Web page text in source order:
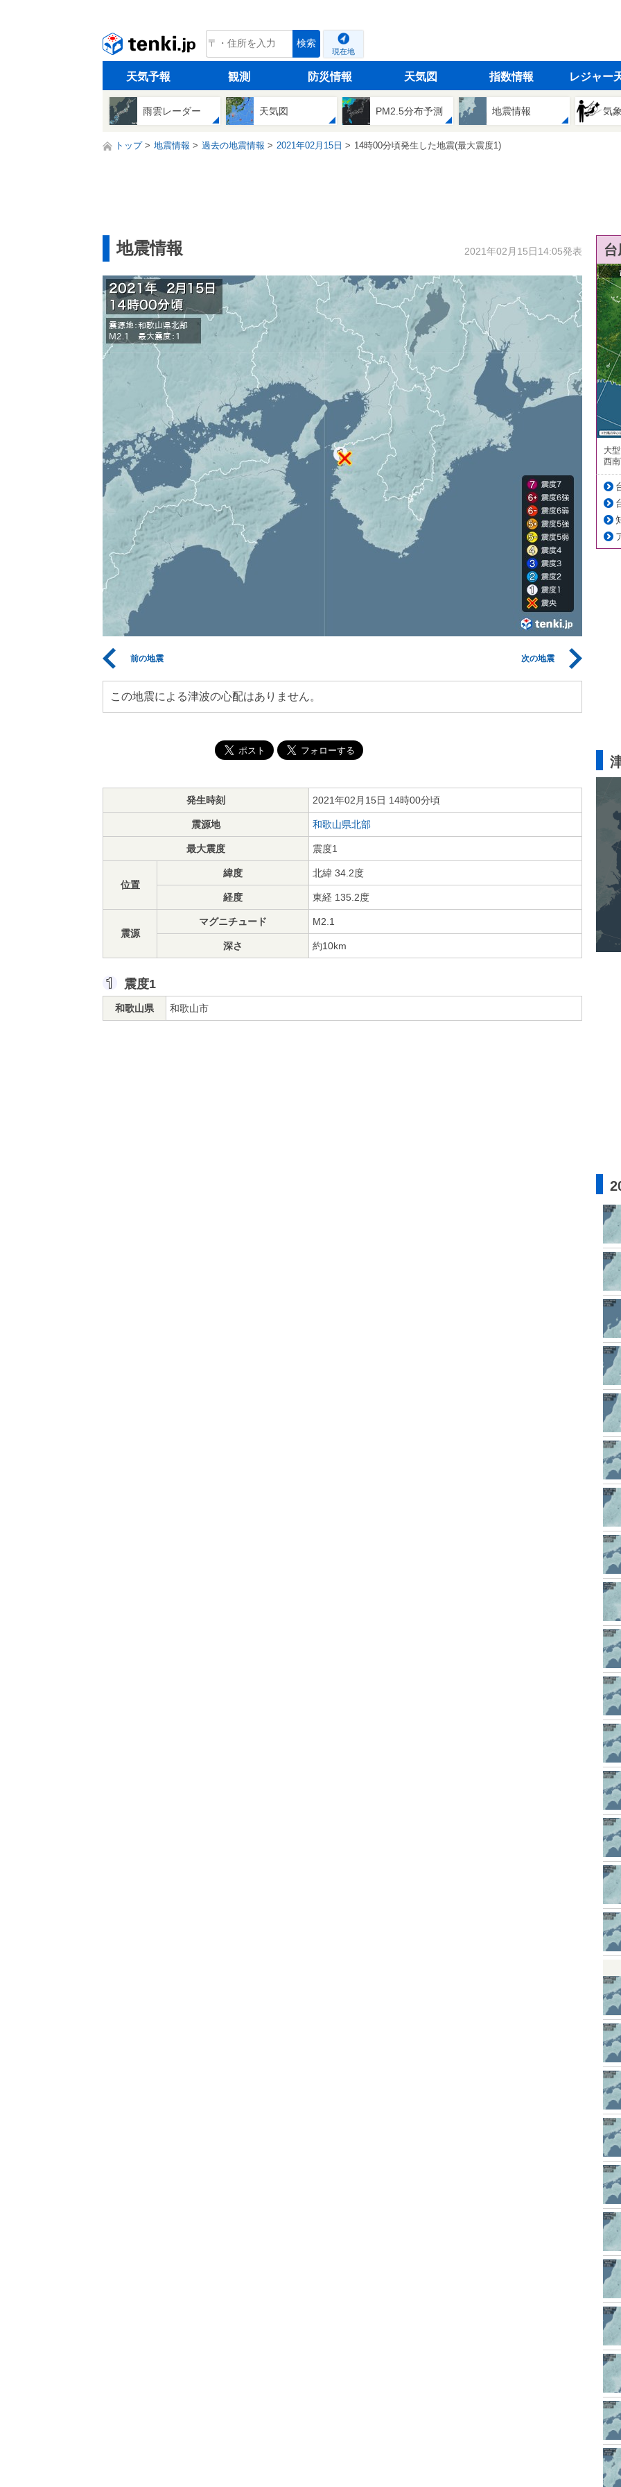
tenki.jp 検索
現在地
天気予報 観測 防災情報 天気図 指数情報 レジャー
雨雲レーダー 天気図 PM2.5分布予測 地震情報 気
トップ 地震情報 過去の地震情報 2021年02月15日 14時00分頃発生した地震(最大震度1)
地震情報 2021年02月15日14:05発表
前の地震 次の地震
この地震による津波の心配はありません。
発生時刻 2021年02月15日 14時00分頃
震源地 和歌山県北部
最大震度 震度1
位置
緯度 北緯 34.2度
経度 東経 135.2度
震源
マグニチュード M2.1
深さ 約10km
震度1
和歌山県 和歌山市
大
西